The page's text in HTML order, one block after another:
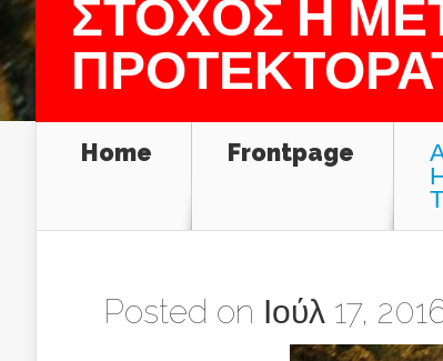
ΣΤΟΧΟΣ Η
Home Frontpage
Posted on Ιούλ 17,